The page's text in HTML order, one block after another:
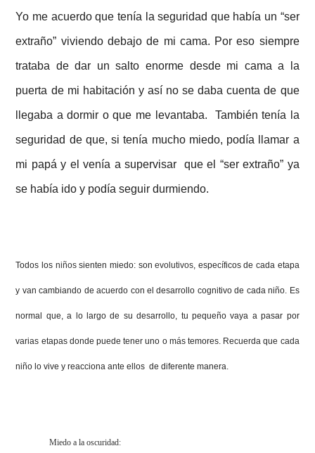
Yo me acuerdo que tenía la seguridad que había un “ser
extraño” viviendo debajo de mi cama. Por eso siempre
trataba de dar un salto enorme desde mi cama a la
puerta de mi habitación y así no se daba cuenta de que
llegaba a dormir o que me levantaba. También tenía la
seguridad de que, si tenía mucho miedo, podía llamar a
mi papá y el venía a supervisar que el “ser extraño” ya
se había ido y podía seguir durmiendo.
Todos los niñossienten miedo: sonevolutivos, específicos de cada etapa
y van cambiando de acuerdo con el desarrollo cognitivo de cada niño. Es
normal que, a lo largo de su desarrollo, tu pequeño vaya a pasar por
varias etapas donde puede tener uno o más temores. Recuerda que cada
niño lo vive y reacciona ante ellos de diferente manera.
Miedo a la oscuridad: